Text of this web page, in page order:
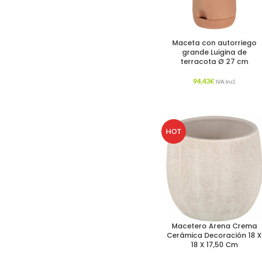
Maceta con autorriego
grande Luigina de
terracota Ø 27 cm
94,43€ IVA Incl.
HOT
Macetero Arena Crema
Cerámica Decoración 18 X
18 X 17,50 Cm